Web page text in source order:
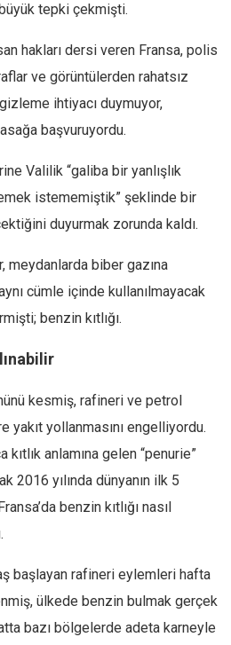
tepki çekmişti.
hakları dersi veren Fransa, polis
ve görüntülerden rahatsız
ihtiyacı duymuyor,
başvuruyordu.
Valilik “galiba bir yanlışlık
istememiştik” şeklinde bir
duyurmak zorunda kaldı.
biber gazına
cümle içinde kullanılmayacak
benzin kıtlığı.
kesmiş, rafineri ve petrol
yakıt yollanmasını engelliyordu.
kıtlık anlamına gelen “penurie”
2016 yılında dünyanın ilk 5
benzin kıtlığı nasıl
başlayan rafineri eylemleri hafta
ülkede benzin bulmak gerçek
bazı bölgelerde adeta karneyle